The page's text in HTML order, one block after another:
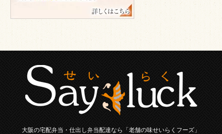
大阪の宅配弁当・仕出し弁当配達なら「老舗の味せいらくフーズ」